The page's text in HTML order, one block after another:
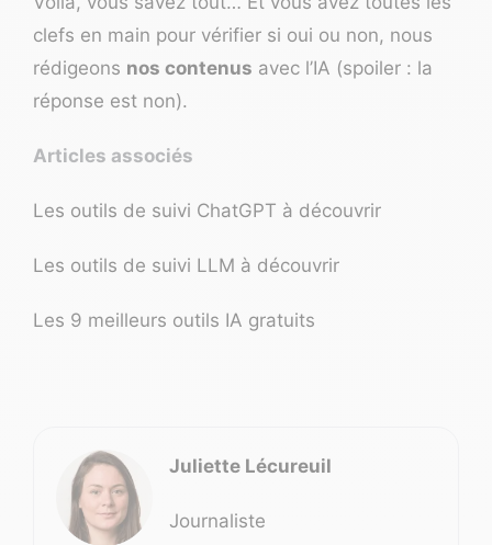
clefs en main pour vérifier si oui ou non, nous
rédigeons nos contenus avec l’IA (spoiler : la
réponse est non).
Articles associés
Les outils de suivi ChatGPT à découvrir
Les outils de suivi LLM à découvrir
Les 9 meilleurs outils IA gratuits
Juliette Lécureuil
Journaliste